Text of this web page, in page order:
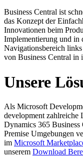
Business Central ist
das Konzept der
Innovationen beim
Implementierung und in
Navigationsbereich
von Business Central in
Unsere
Als Microsoft
development
Dynamics 365
Premise Umgebungen
im Microsoft
unserem Download